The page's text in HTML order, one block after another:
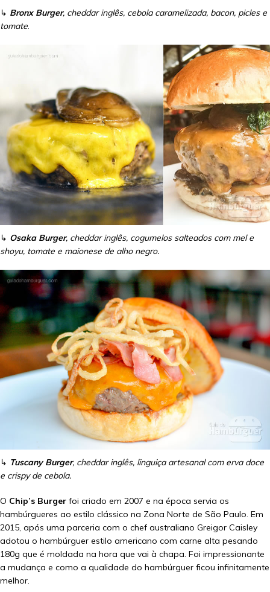
↳ Bronx Burger, cheddar inglês, cebola caramelizada, bacon, picles e
tomate.
↳ Osaka Burger, cheddar inglês, cogumelos salteados com mel e
shoyu, tomate e maionese de alho negro.
↳ Tuscany Burger, cheddar inglês, linguiça artesanal com erva doce
e crispy de cebola.
O Chip’s Burger foi criado em 2007 e na época servia os
hambúrgueres ao estilo clássico na Zona Norte de São Paulo. Em
2015, após uma parceria com o chef australiano Greigor Caisley
adotou o hambúrguer estilo americano com carne alta pesando
180g que é moldada na hora que vai à chapa. Foi impressionante
a mudança e como a qualidade do hambúrguer ficou infinitamente
melhor.